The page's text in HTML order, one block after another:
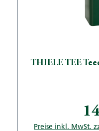
THIELE TEE
Preise inkl. MwSt.